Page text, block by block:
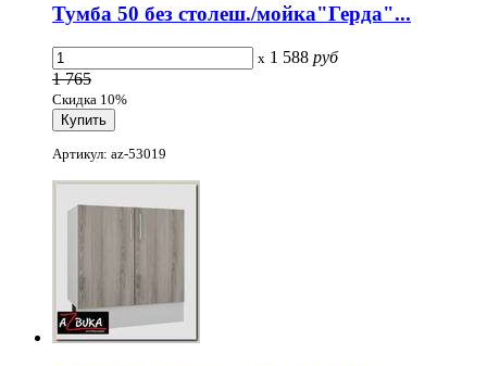
Тумба 50 без столеш./мойка"Герда"...
x 1 588 руб
1 765
Скидка 10%
Артикул: az-53019